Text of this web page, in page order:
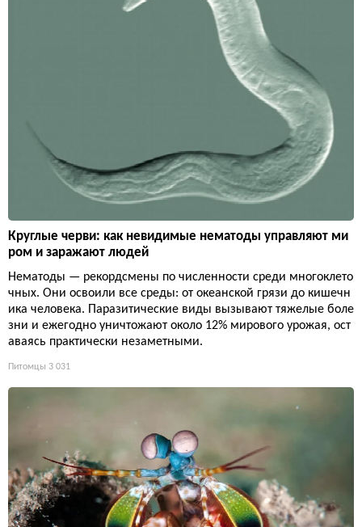
Круглые черви: как невидимые нематоды управляют ми
ром и заражают людей
Нематоды — рекордсмены по численности среди многоклето
чных. Они освоили все среды: от океанской грязи до кишечн
ика человека. Паразитические виды вызывают тяжелые боле
зни и ежегодно уничтожают около 12% мирового урожая, ост
аваясь практически незаметными.
Питомцы 3 031